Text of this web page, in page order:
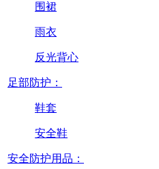
围裙
雨衣
反光背心
足部防护：
鞋套
安全鞋
安全防护用品：